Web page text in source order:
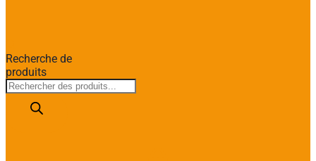
Recherche de
produits